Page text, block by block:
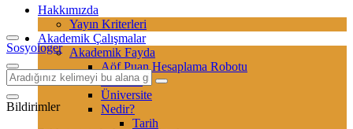
Hakkımızda
Yayın Kriterleri
Akademik Çalışmalar
Akademik Fayda
Aöf Puan Hesaplama Robotu
Sertifika
Üniversite
Nedir?
Tarih
Sosyologer
Bildirimler